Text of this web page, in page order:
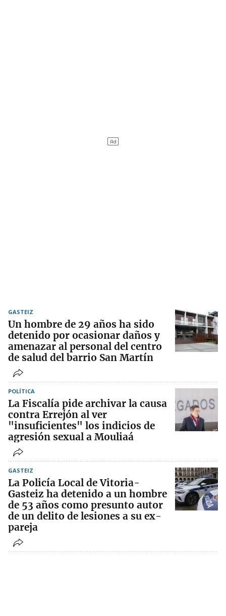
GASTEIZ
Un hombre de 29 años ha sido
detenido por ocasionar daños y
amenazar al personal del centro
de salud del barrio San Martín
POLÍTICA
La Fiscalía pide archivar la causa
contra Errejón al ver
"insuficientes" los indicios de
agresión sexual a Mouliaá
GASTEIZ
La Policía Local de Vitoria-
Gasteiz ha detenido a un hombre
de 53 años como presunto autor
de un delito de lesiones a su ex-
pareja